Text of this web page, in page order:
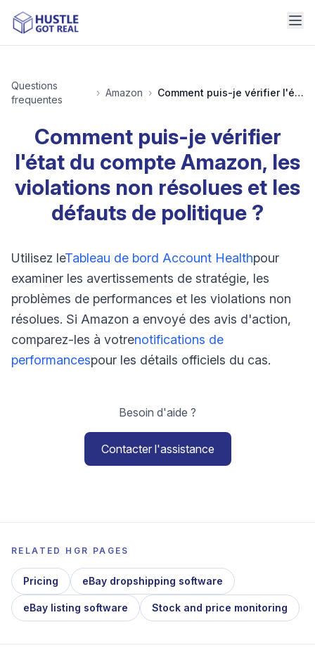
Questions
frequentes
› Amazon › Comment puis-je vérifier l'état du compte Amazon, les violations non résolues et les défauts de politique ?
Comment puis-je vérifier
l'état du compte Amazon, les
violations non résolues et les
défauts de politique ?
Utilisez leTableau de bord Account Healthpour
examiner les avertissements de stratégie, les
problèmes de performances et les violations non
résolues. Si Amazon a envoyé des avis d'action,
comparez-les à votrenotifications de
performancespour les détails officiels du cas.
Besoin d'aide ?
Contacter l'assistance
RELATED HGR PAGES
Pricing eBay dropshipping software
eBay listing software Stock and price monitoring